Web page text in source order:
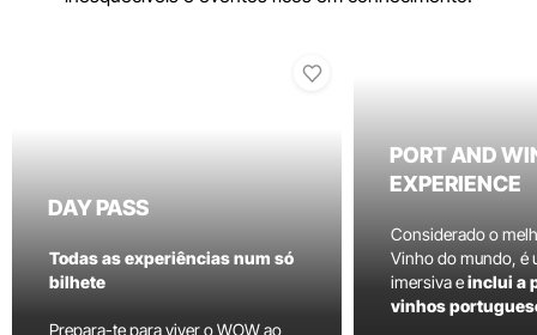
DAY PASS
Todas as experiências num só
bilhete
Prepara-te para viver o WOW ao
PORT AND
EXPERIENCE
Considerado o
Vinho do mundo, é
imersiva einclui a
vinhos